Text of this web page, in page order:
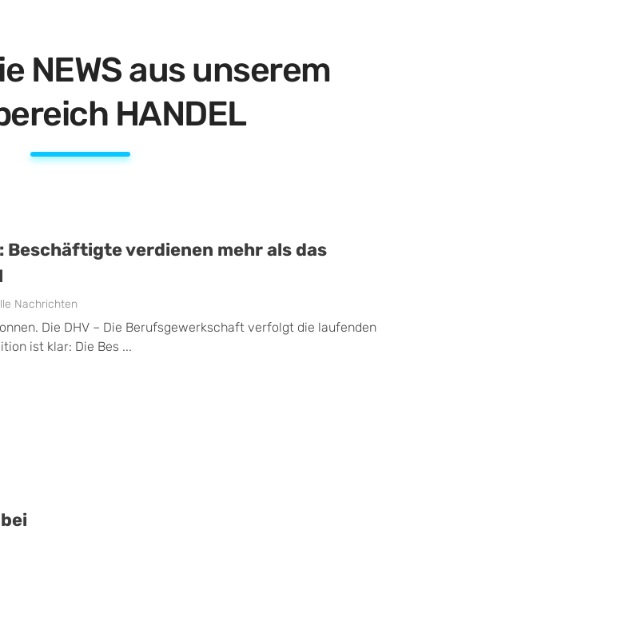
NEWS aus unserem
HANDEL
Beschäftigte verdienen mehr als das
Nachrichten
Die DHV – Die Berufsgewerkschaft verfolgt die laufenden
ist klar: Die Bes ...